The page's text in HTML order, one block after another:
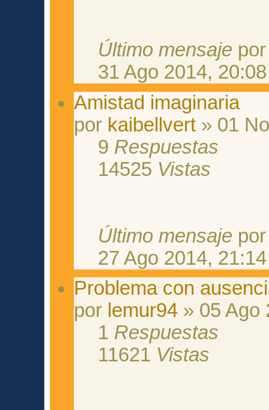
Último mensaje
31 Ago 2014, 20:08
Amistad imaginaria
por kaibellvert » 01
9 Respuestas
14525 Vistas
Último mensaje
27 Ago 2014, 21:14
Problema con
por lemur94 » 05 Ago
1 Respuestas
11621 Vistas